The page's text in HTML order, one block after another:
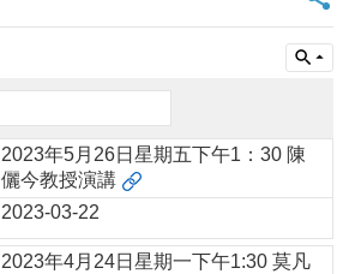
2023年5月26日星期五下午1：30 陳
儷今教授演講
2023-03-22
2023年4月24日星期一下午1:30 莫凡